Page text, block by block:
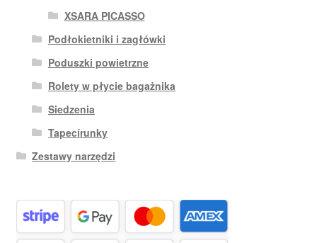
XSARA PICASSO
Podłokietniki i zagłówki
Poduszki powietrzne
Rolety w płycie bagażnika
Siedzenia
Tapecírunky
Zestawy narzędzi